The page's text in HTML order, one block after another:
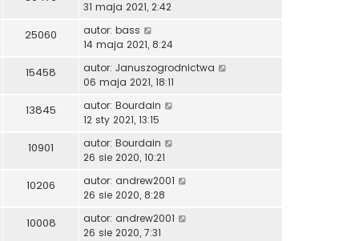
31 maja 2021, 2:42
25060 autor: bass
14 maja 2021, 8:24
15458 autor: Januszogrodnictwa
06 maja 2021, 18:11
13845 autor: Bourdain
12 sty 2021, 13:15
10901 autor: Bourdain
26 sie 2020, 10:21
10206 autor: andrew2001
26 sie 2020, 8:28
10008 autor: andrew2001
26 sie 2020, 7:31